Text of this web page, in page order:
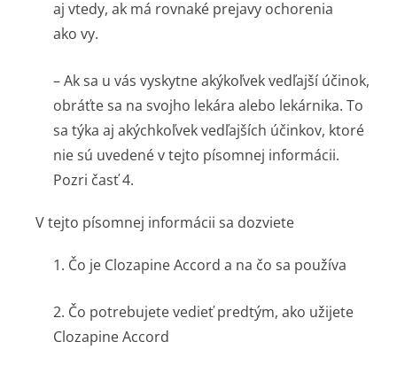
aj vtedy, ak má rovnaké prejavy ochorenia
ako vy.
– Ak sa u vás vyskytne akýkoľvek vedľajší účinok,
obráťte sa na svojho lekára alebo lekárnika. To
sa týka aj akýchkoľvek vedľajších účinkov, ktoré
nie sú uvedené v tejto písomnej informácii.
Pozri časť 4.
V tejto písomnej informácii sa dozviete
1. Čo je Clozapine Accord a na čo sa používa
2. Čo potrebujete vedieť predtým, ako užijete
Clozapine Accord